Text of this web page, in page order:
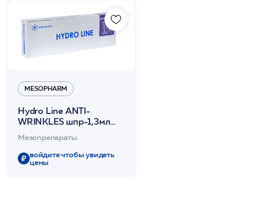
MESOPHARM
Hydro Line ANTI-
WRINKLES шпр-1,3мл
омолаживающий
/Mesopharm*
Мезопрепараты
войдите чтобы увидеть
цены